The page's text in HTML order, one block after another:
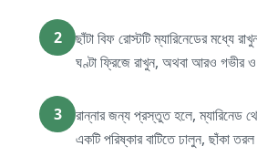
2
ছাঁটা বিফ রোস্টটি ম্যারিনেডের
ঘণ্টা ফ্রিজে রাখুন, অথবা আরও গভীর ও
3
রান্নার জন্য প্রস্তুত হলে, ম্যারিনেড
একটি পরিষ্কার বাটিতে ঢালুন, ছাঁকা